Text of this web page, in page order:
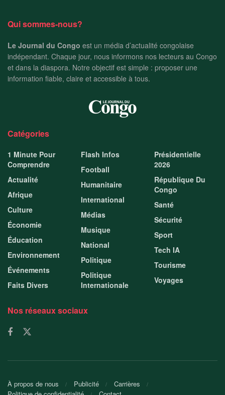
Qui sommes-nous?
Le Journal du Congo est un média d’actualité congolaise
indépendant. Chaque jour, nous informons nos lecteurs au Congo
et dans la diaspora. Notre objectif est simple : proposer une
information fiable, claire et accessible à tous.
Catégories
1 Minute Pour
Comprendre
Actualité
Afrique
Culture
Économie
Éducation
Environnement
Événements
Faits Divers
Flash Infos
Football
Humanitaire
International
Médias
Musique
National
Politique
Politique
Internationale
Présidentielle
2026
République Du
Congo
Santé
Sécurité
Sport
Tech IA
Tourisme
Voyages
Nos réseaux sociaux
À propos de nous Publicité
Carrières